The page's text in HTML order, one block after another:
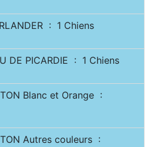
: 1 Chiens
DE PICARDIE : 1 Chiens
Blanc et Orange :
Autres couleurs :